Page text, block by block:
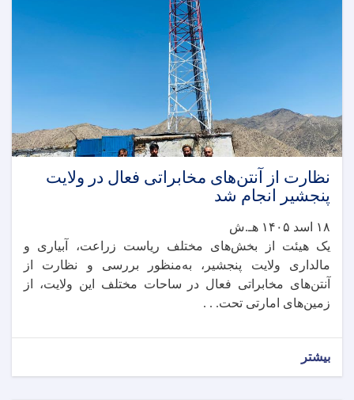
نظارت از آنتن‌های مخابراتی فعال در ولایت
پنجشیر انجام شد
۱۸ اسد ۱۴۰۵ هـ.ش
یک هیئت از بخش‌های مختلف ریاست زراعت، آبیاری و
مالداری ولایت پنجشیر، به‌منظور بررسی و نظارت از
آنتن‌های مخابراتی فعال در ساحات مختلف این ولایت، از
زمین‌های امارتی تحت. . .
بیشتر